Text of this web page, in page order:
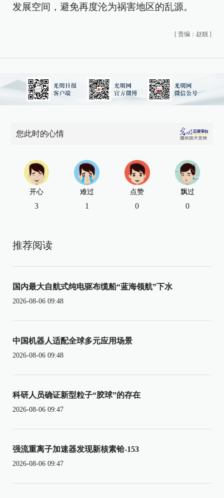
发展空间，避免再度沦为祸害地区的乱源。
[ 责编：赵靓 ]
您此时的心情
开心
3
难过
1
点赞
0
飘过
0
推荐阅读
国内最大自航式纯电驱布缆船“蓝海领航”下水
2026-08-06 09:48
中国机器人适配全球多元应用场景
2026-08-06 09:48
科研人员确证新型粒子“胶球”的存在
2026-08-06 09:47
强流重离子加速器发现新核素铪-153
2026-08-06 09:47